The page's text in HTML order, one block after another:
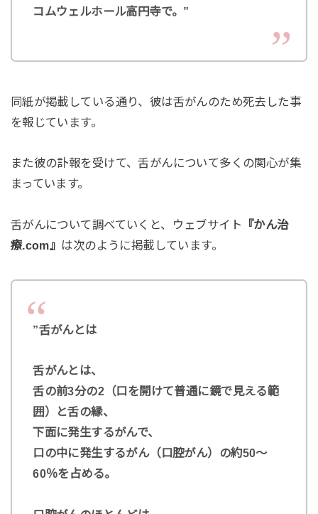
コムウェルホール高円寺で。”
同紙が掲載している通り、彼は舌がんのため死去した事
を報じています。
また彼の訃報を受けて、舌がんについて多くの関心が集
まっています。
舌がんについて調べていくと、ウェブサイト
『かん治
療.com』 は次のように掲載しています。
”舌がんとは
舌がんとは、
舌の前3分の2（口を開けて普通に鏡で見える範
囲）と舌の縁、
下面に発生するがんで、
口の中に発生するがん（口腔がん）の約50～
60％を占める。